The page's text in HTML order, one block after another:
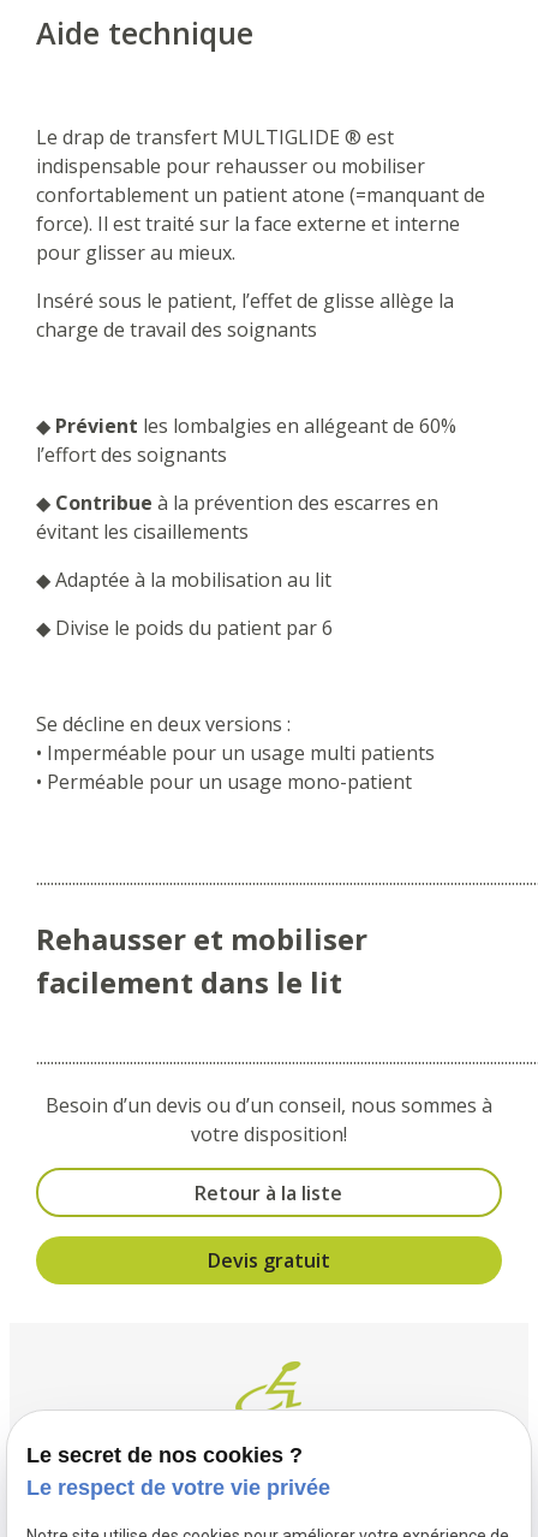
Aide technique
Le drap de transfert MULTIGLIDE ® est
indispensable pour rehausser ou mobiliser
confortablement un patient atone (=manquant de
force). Il est traité sur la face externe et interne
pour glisser au mieux.
Inséré sous le patient, l’effet de glisse allège la
charge de travail des soignants
◆ Prévient les lombalgies en allégeant de 60%
l’effort des soignants
◆ Contribue à la prévention des escarres en
évitant les cisaillements
◆ Adaptée à la mobilisation au lit
◆ Divise le poids du patient par 6
Se décline en deux versions :
• Imperméable pour un usage multi patients
• Perméable pour un usage mono-patient
Rehausser et mobiliser
facilement dans le lit
Besoin d’un devis ou d’un conseil, nous sommes à
votre disposition!
Retour à la liste
Devis gratuit
Contact
Le secret de nos cookies ?
Le respect de votre vie privée